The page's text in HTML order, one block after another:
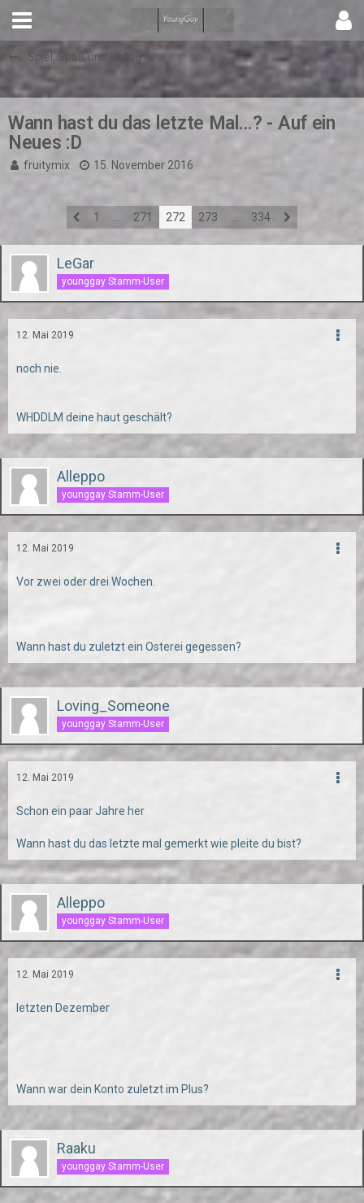
Spiel, Spaß und Unfug
Wann hast du das letzte Mal...? - Auf ein
Neues :D
fruitymix 15. November 2016
1 271 272 273 334
LeGar
younggay Stamm-User
12. Mai 2019
noch nie.
WHDDLM deine haut geschält?
Alleppo
younggay Stamm-User
12. Mai 2019
Vor zwei oder drei Wochen.
Wann hast du zuletzt ein Osterei gegessen?
Loving_Someone
younggay Stamm-User
12. Mai 2019
Schon ein paar Jahre her
Wann hast du das letzte mal gemerkt wie pleite du bist?
Alleppo
younggay Stamm-User
12. Mai 2019
letzten Dezember
Wann war dein Konto zuletzt im Plus?
Raaku
younggay Stamm-User